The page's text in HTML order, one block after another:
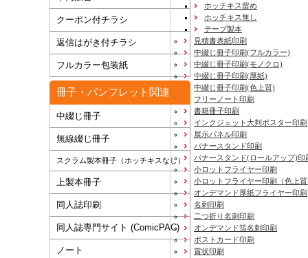
クーポン付チラシ
返信はがき付チラシ
フルカラー包装紙
冊子・パンフレット関連
中綴じ冊子
無線綴じ冊子
スクラム製本冊子（ホッチキスなし）
上製本冊子
同人誌印刷
同人誌専門サイト (ComicPAC)
ノート
ホッチキス留め
ホッチキス無し
テープ製本
見積書表紙印刷
中綴じ冊子印刷(フルカラー)
中綴じ冊子印刷(モノクロ)
中綴じ冊子印刷(厚紙)
中綴じ冊子印刷(色上質)
フリーノート印刷
書籍冊子印刷
インクジェット大判ポスター印刷
展示パネル印刷
バナースタンド印刷
バナースタンド(ロールアップ)印
小ロットフライヤー印刷
小ロットフライヤー印刷（色上
オンデマンド厚紙フライヤー印刷
名刺印刷
二つ折り名刺印刷
オンデマンド箔名刺印刷
ポストカード印刷
賞状印刷